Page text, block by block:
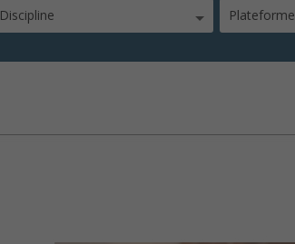
Discipline Plateforme